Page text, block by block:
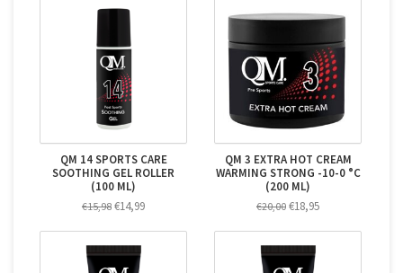
QM 14 SPORTS CARE
SOOTHING GEL ROLLER
(100 ML)
€15,98 €14,99
QM 3 EXTRA HOT CREAM
WARMING STRONG -10-0 °C
(200 ML)
€20,00 €18,95